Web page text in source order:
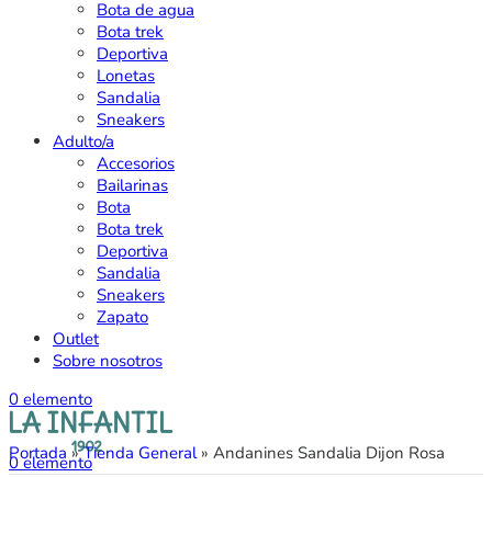
Bota de agua
Bota trek
Deportiva
Lonetas
Sandalia
Sneakers
Adulto/a
Accesorios
Bailarinas
Bota
Bota trek
Deportiva
Sandalia
Sneakers
Zapato
Outlet
Sobre nosotros
0 elemento
0elemento
Portada »Tienda General» Andanines Sandalia Dijon Rosa